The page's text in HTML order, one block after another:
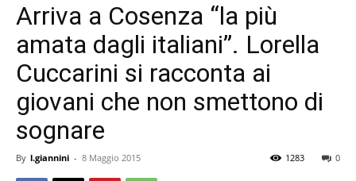
Arriva a Cosenza “la più
amata dagli italiani”. Lorella
Cuccarini si racconta ai
giovani che non smettono di
sognare
By l.giannini - 8 Maggio 2015 0
1283